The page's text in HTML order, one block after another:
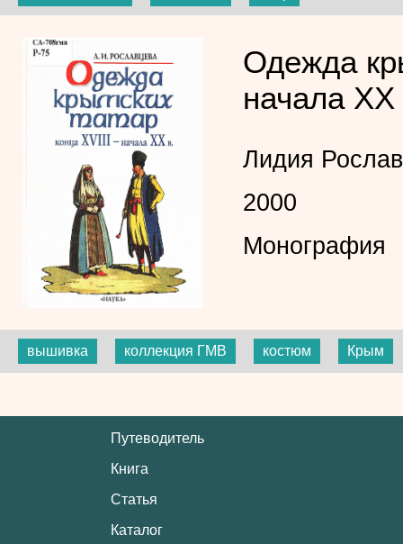
Одежда
начала XX
Лидия
2000
Монография
вышивка коллекция ГМВ костюм Крым
Путеводитель
Книга
Статья
Каталог